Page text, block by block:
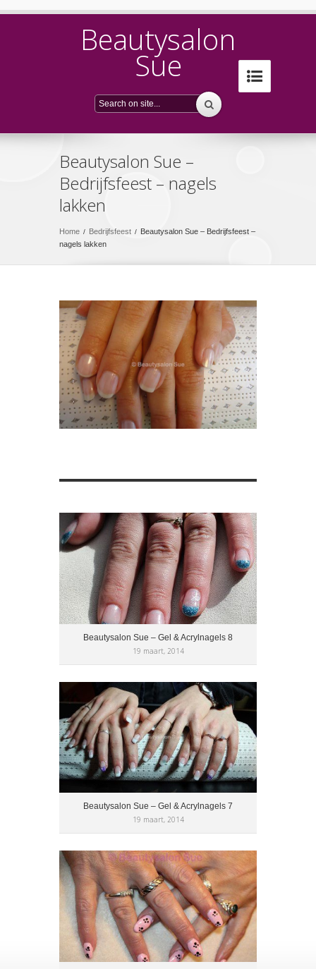
Beautysalon
Sue
Beautysalon Sue –
Bedrijfsfeest – nagels
lakken
Home / Bedrijfsfeest / Beautysalon Sue – Bedrijfsfeest –
nagels lakken
Beautysalon Sue – Gel & Acrylnagels 8
19 maart, 2014
Beautysalon Sue – Gel & Acrylnagels 7
19 maart, 2014